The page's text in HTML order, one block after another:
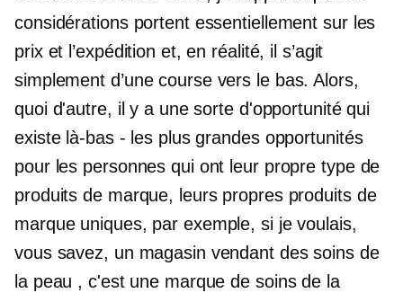
considérations portent essentiellement sur les
prix et l’expédition et, en réalité, il s’agit
simplement d’une course vers le bas. Alors,
quoi d'autre, il y a une sorte d'opportunité qui
existe là-bas - les plus grandes opportunités
pour les personnes qui ont leur propre type de
produits de marque, leurs propres produits de
marque uniques, par exemple, si je voulais,
vous savez, un magasin vendant des soins de
la peau , c'est une marque de soins de la